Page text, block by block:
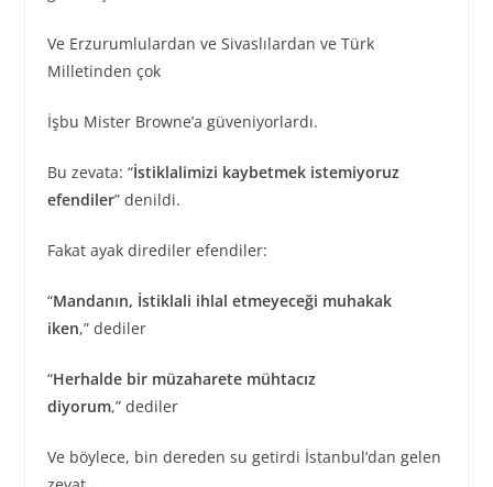
Ve Erzurumlulardan ve Sivaslılardan ve Türk
Milletinden çok
İşbu Mister Browne’a güveniyorlardı.
Bu zevata: “İstiklalimizi kaybetmek istemiyoruz
efendiler” denildi.
Fakat ayak dirediler efendiler:
“Mandanın, İstiklali ihlal etmeyeceği muhakak
iken,” dediler
“Herhalde bir müzaharete mühtacız
diyorum,” dediler
Ve böylece, bin dereden su getirdi İstanbul’dan gelen